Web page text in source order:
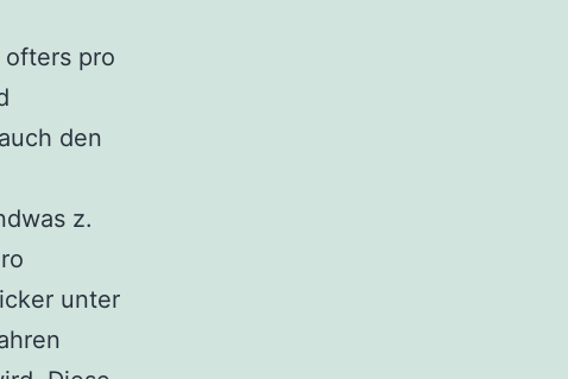
pro
den
z.
unter